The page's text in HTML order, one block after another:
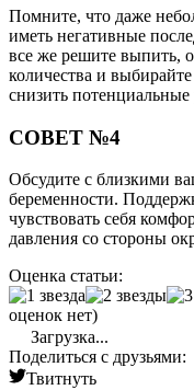
Помните, что даже
иметь негативные
все же решите выпить,
количества и
снизить потенциальные
СОВЕТ №4
Обсудите с близкими
беременности.
чувствовать себя
давления со стороны
Оценка статьи:
оценок нет)
Загрузка...
Поделиться с друзьями:
Твитнуть